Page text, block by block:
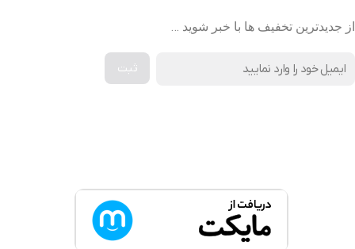
از جدیدترین تخفیف ها با خبر شوید …